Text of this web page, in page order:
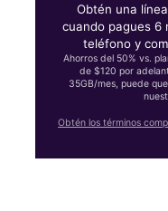
Obtén una
cuando pagues 6
teléfono y
Ahorros del 50% vs.
de $120 por
35GB/mes, puede
Obtén los términos